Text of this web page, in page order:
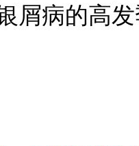
屑病的高